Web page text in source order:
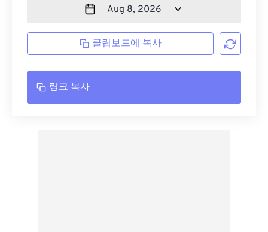
클립보드에 복사
링크 복사